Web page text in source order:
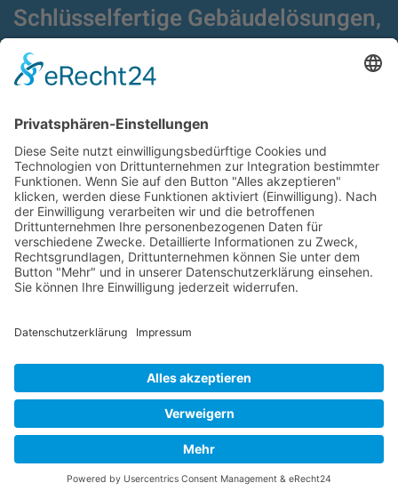
Schlüsselfertige Gebäudelösungen,
Fertigbau,
Modulgebäude und Container
1992
Kontakt
Acker Raum-Systeme GmbH
Ludwig-Erhard-Straße 18
D-20459 Hamburg
Telefon:+49 (0)40 - 685 669